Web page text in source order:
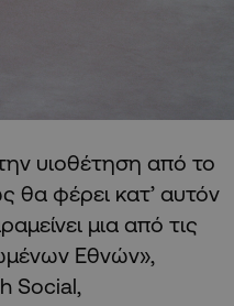
υιοθέτηση από το
φέρει κατ’ αυτόν
μια από τις
Εθνών»,
Social,